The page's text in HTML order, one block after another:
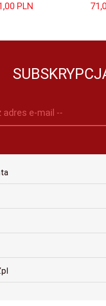
00 PLN 71,
adres e-mail --